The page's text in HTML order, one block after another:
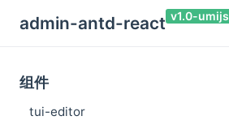
admin-antd-react v1.0-umijs
组件
tui-editor